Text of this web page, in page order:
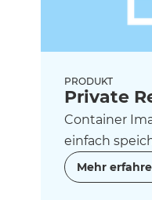
PRODUKT
Private
Container
einfach
Mehr